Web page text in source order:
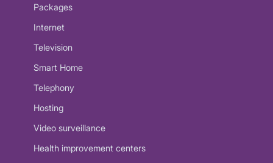
Packages
Internet
Television
Smart Home
Telephony
Hosting
Video surveillance
Health improvement centers